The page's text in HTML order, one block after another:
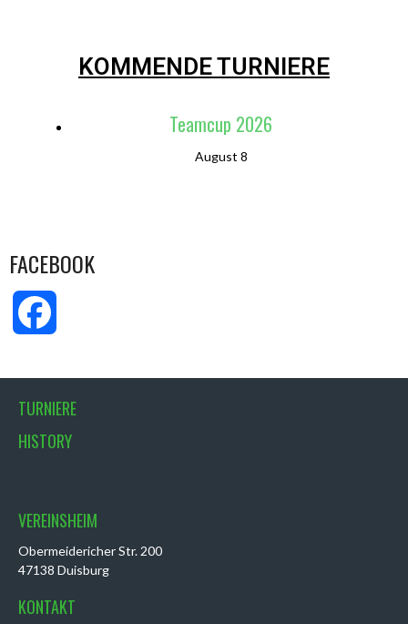
KOMMENDE TURNIERE
Teamcup 2026
August 8
FACEBOOK
TURNIERE
HISTORY
VEREINSHEIM
Obermeidericher Str. 200
47138 Duisburg
KONTAKT